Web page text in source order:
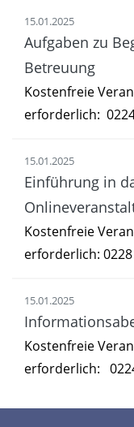
15.01.2025
Aufgaben zu
Betreuung
Kostenfreie
erforderlich:
15.01.2025
Einführung in
Kostenfreie
erforderlich:
15.01.2025
Kostenfreie
erforderlich: